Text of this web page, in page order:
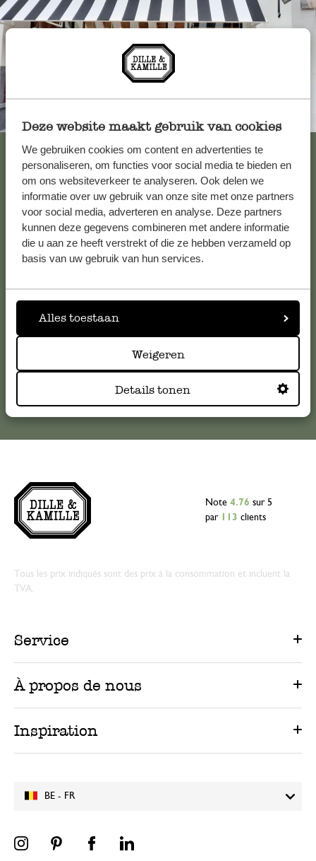
Deze website maakt gebruik van cookies
We gebruiken cookies om content en advertenties te
personaliseren, om functies voor social media te bieden en
om ons websiteverkeer te analyseren. Ook delen we
informatie over uw gebruik van onze site met onze partners
voor social media, adverteren en analyse. Deze partners
kunnen deze gegevens combineren met andere informatie
die u aan ze heeft verstrekt of die ze hebben verzameld op
basis van uw gebruik van hun services.
Alles toestaan
Weigeren
Details tonen
Toujours à proximité
Voir les 62 magasins
Service clientèle
Pour toute question ou demande de conseil ou d’aide,
veuillez contacter notre service clientèle. Ou retrouvez ici
serviceclientele@dille-kamille.com
BE - FR
Note 4.76 sur 5
par
113 clients
Tous les prix indiqués sont des prix à la consommation et incluent la
TVA.
Service
À propos de nous
Inspiration